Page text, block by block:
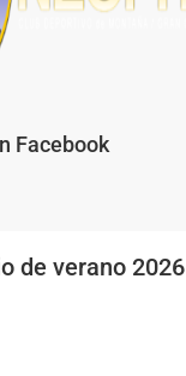
Facebook
de verano 2026